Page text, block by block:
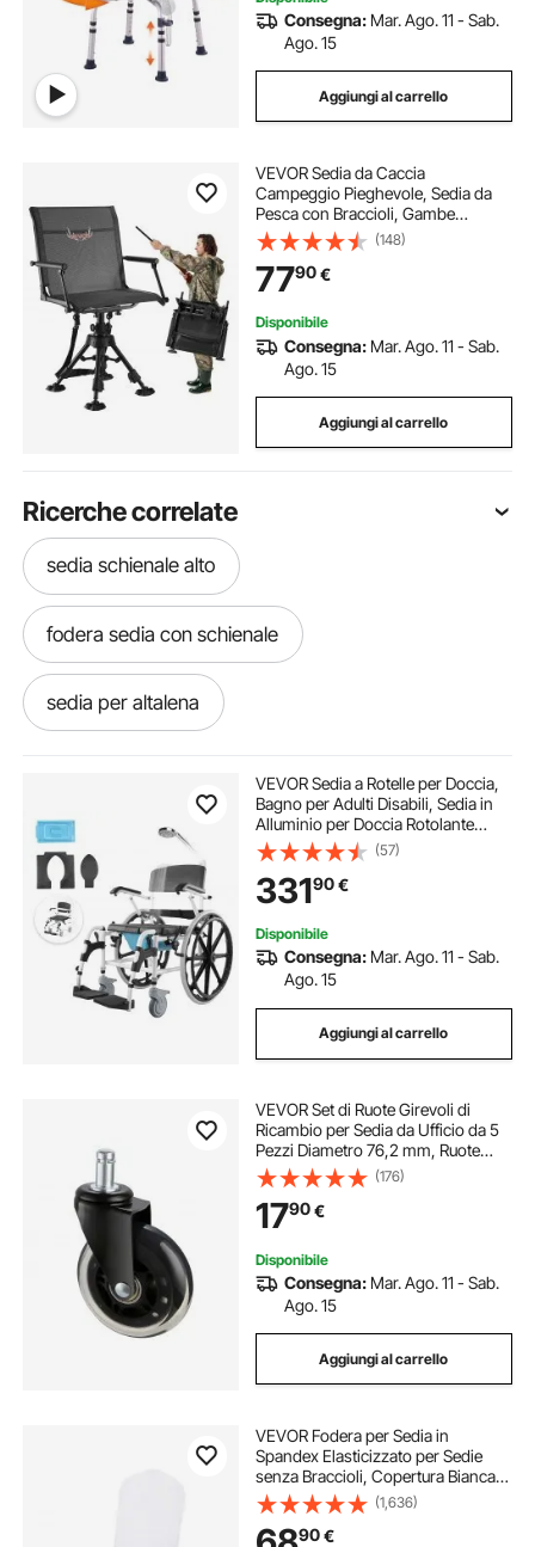
Consegna: Mar. Ago. 11 - Sab.
Ago. 15
Aggiungi al carrello
VEVOR Sedia da Caccia
Campeggio Pieghevole, Sedia da
Pesca con Braccioli, Gambe
Regolabili Capacità di Carico 158
kg, Rotazione Silenziosa a 360°, per
Giardino, Esterno, Picnic
(148)
7790€
Disponibile
Consegna: Mar. Ago. 11 - Sab.
Ago. 15
Aggiungi al carrello
Ricerche correlate
sedia schienale alto
fodera sedia con schienale
sedia per altalena
amaca nido sedia sedia sgabello
sedia a sgabello sgabelli a sedia
sedia pranzo sedia da pranzo
sedia ergonomica con poggiapiedi
sedia trasferimento
sedia da trasferimento
sedia di trasferimento
VEVOR Sedia a Rotelle per Doccia,
Bagno per Adulti Disabili, Sedia in
Alluminio per Doccia Rotolante
Regolabile con Freno Capacità 136
kg Larghezza 440 mm Sedia da
Trasporto per Comoda da Doccia
(57)
33190€
Disponibile
Consegna: Mar. Ago. 11 - Sab.
Ago. 15
Aggiungi al carrello
VEVOR Set di Ruote Girevoli di
Ricambio per Sedia da Ufficio da 5
Pezzi Diametro 76,2 mm, Ruote
Pivotanti 5 Pezzi per Sedia da
Computer per Carichi Pesanti per
Pavimenti Capacità di Carico max.
59 kg
(176)
1790€
Disponibile
Consegna: Mar. Ago. 11 - Sab.
Ago. 15
Aggiungi al carrello
VEVOR Fodera per Sedia in
Spandex Elasticizzato per Sedie
senza Braccioli, Copertura Bianca
della Sedia Decorazione per
Banchetti, Fodere Protettive Lavabili
Rimovibili, Matrimoni, Banchetti,
(1,636)
90€